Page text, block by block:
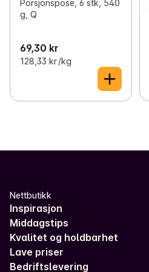
Porsjonspose, 6 stk, 540
g, Q
69,30 kr
128,33 kr /kg
Nettbutikk
Inspirasjon
Middagstips
Kvalitet og holdbarhet
Lave priser
Bedriftslevering